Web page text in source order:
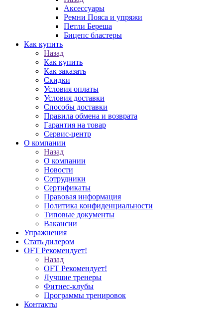
Аксессуары
Ремни Пояса и упряжи
Петли Береша
Бицепс бластеры
Как купить
Назад
Как купить
Как заказать
Скидки
Условия оплаты
Условия доставки
Способы доставки
Правила обмена и возврата
Гарантия на товар
Сервис-центр
О компании
Назад
О компании
Новости
Сотрудники
Сертификаты
Правовая информация
Политика конфиденциальности
Типовые документы
Вакансии
Упражнения
Стать дилером
OFT Рекомендует!
Назад
OFT Рекомендует!
Лучшие тренеры
Фитнес-клубы
Программы тренировок
Контакты